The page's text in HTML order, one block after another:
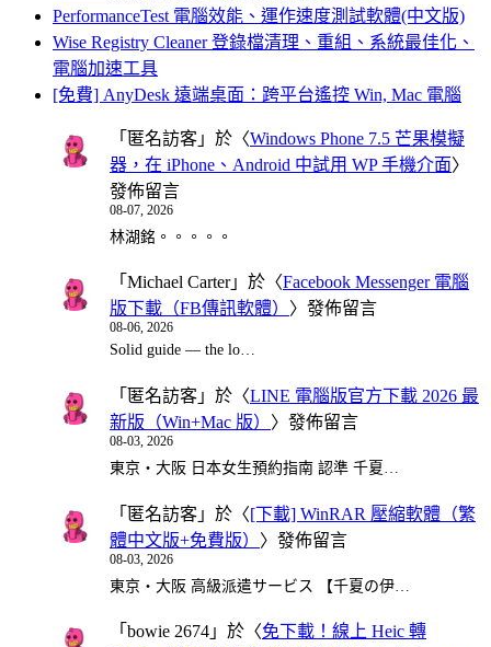
PerformanceTest 電腦效能、運作速度測試軟體(中文版)
Wise Registry Cleaner 登錄檔清理、重組、系統最佳化、
電腦加速工具
[免費] AnyDesk 遠端桌面：跨平台遙控 Win, Mac 電腦
「 匿名訪客 」於〈Windows Phone 7.5 芒果模擬
器，在 iPhone、Android 中試用 WP 手機介面〉
發佈留言
08-07, 2026
林湖銘。。。。。
「 Michael Carter」於〈Facebook Messenger 電腦
版下載（FB傳訊軟體） 〉發佈留言
08-06, 2026
Solid guide — the lo…
「 匿名訪客 」於〈LINE 電腦版官方下載 2026 最
新版（Win+Mac 版） 〉發佈留言
08-03, 2026
東京・大阪 日本女生預約指南 認準 千夏…
「 匿名訪客 」於〈[下載] WinRAR 壓縮軟體（繁
體中文版+免費版） 〉發佈留言
08-03, 2026
東京・大阪 高級派遣サービス 【千夏の伊…
「 bowie 2674 」於〈免下載！線上 Heic 轉